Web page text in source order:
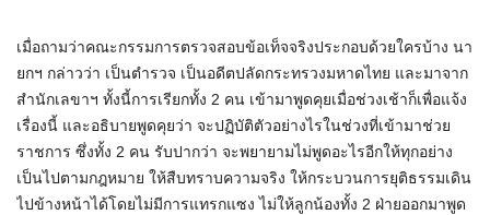
เมื่อถามว่าคณะกรรมการตรวจสอบข้อเท็จจริงประกอบด้วยใครบ้าง นา
ยกฯ กล่าวว่า เป็นตำรวจ เป็นอดีตปลัดกระทรวงมหาดไทย และมาจาก
สำนักเลขาฯ ทั้งนี้การเรียกทั้ง 2 คน เข้ามาพูดคุยเมื่อช่วงเช้าก็เพื่อแจ้ง
เรื่องนี้ และอธิบายพูดคุยว่า จะปฏิบัติตัวอย่างไรในช่วงที่เข้ามาช่วย
ราชการ ซึ่งทั้ง 2 คน รับปากว่า จะพยายามไม่พูดอะไรอีกให้ทุกอย่าง
เป็นไปตามกฎหมาย ให้สืบทราบความจริง ให้กระบวนการยุติธรรมเดิน
ไปข้างหน้าได้โดยไม่มีการแทรกแซง ไม่ให้ลูกน้องทั้ง 2 ฝ่ายออกมาพูด